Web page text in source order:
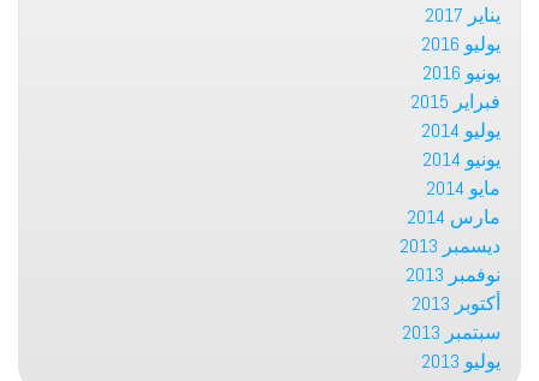
يناير 2017
يوليو 2016
يونيو 2016
فبراير 2015
يوليو 2014
يونيو 2014
مايو 2014
مارس 2014
ديسمبر 2013
نوفمبر 2013
أكتوبر 2013
سبتمبر 2013
يوليو 2013